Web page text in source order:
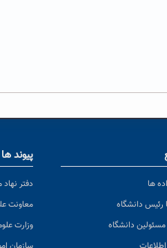
ها
رئیس دانشگاه
مسئولین دانشگاه
پیوند ها
دفتر
معاونت
وزارت